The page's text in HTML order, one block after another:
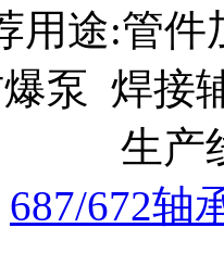
途:管件
泵 焊接
生
687/672轴